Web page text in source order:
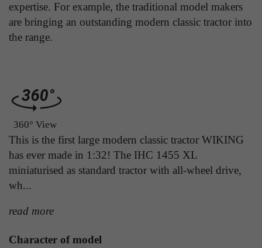
expertise. For example, the traditional model makers
are bringing an outstanding modern classic tractor into
the range.
360° View
This is the first large modern classic tractor WIKING
has ever made in 1:32! The IHC 1455 XL
miniaturised as standard tractor with all-wheel drive,
wh...
read more
Character of model
Name
Zweck
Besuchen zusammenführen.
Laufzeit
Zweck
dieser ID kann Google Analytics
wiederkehrende User auf dieser Website
wiedererkennen und die Daten von früheren
Name gat_gtag_UA